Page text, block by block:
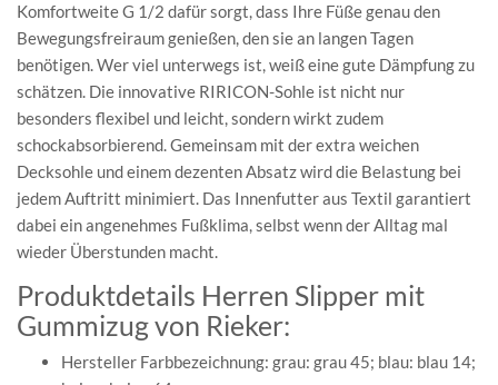
Komfortweite G 1/2 dafür sorgt, dass Ihre Füße genau den
Bewegungsfreiraum genießen, den sie an langen Tagen
benötigen. Wer viel unterwegs ist, weiß eine gute Dämpfung zu
schätzen. Die innovative RIRICON-Sohle ist nicht nur
besonders flexibel und leicht, sondern wirkt zudem
schockabsorbierend. Gemeinsam mit der extra weichen
Decksohle und einem dezenten Absatz wird die Belastung bei
jedem Auftritt minimiert. Das Innenfutter aus Textil garantiert
dabei ein angenehmes Fußklima, selbst wenn der Alltag mal
wieder Überstunden macht.
Produktdetails Herren Slipper mit
Gummizug von Rieker:
Hersteller Farbbezeichnung: grau: grau 45; blau: blau 14;